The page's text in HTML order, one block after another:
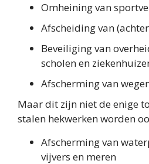
Omheining van
Afscheiding van
Beveiliging van
scholen en
Afscherming van
Maar dit zijn niet de enige
stalen hekwerken worden
Afscherming van
vijvers en meren